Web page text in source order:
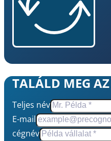
TALÁLD MEG
Teljes név
E-mail
cégnév